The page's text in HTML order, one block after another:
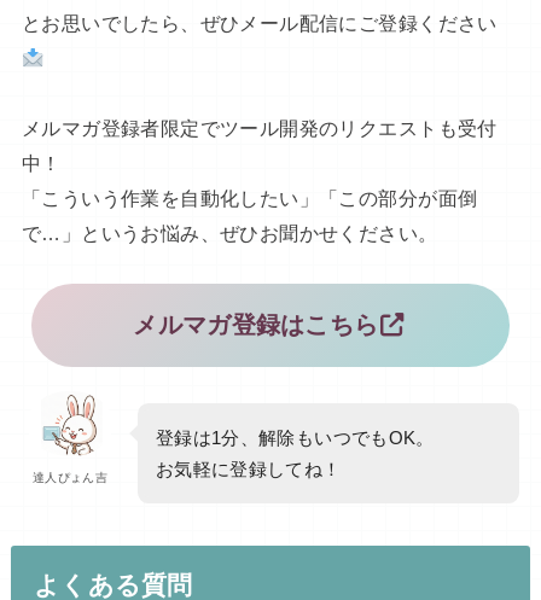
とお思いでしたら、ぜひメール配信にご登録ください
メルマガ登録者限定でツール開発のリクエストも受付
中！
「こういう作業を自動化したい」「この部分が面倒
で…」というお悩み、ぜひお聞かせください。
メルマガ登録はこちら
達人ぴょん吉
登録は1分、解除もいつでもOK。
お気軽に登録してね！
よくある質問